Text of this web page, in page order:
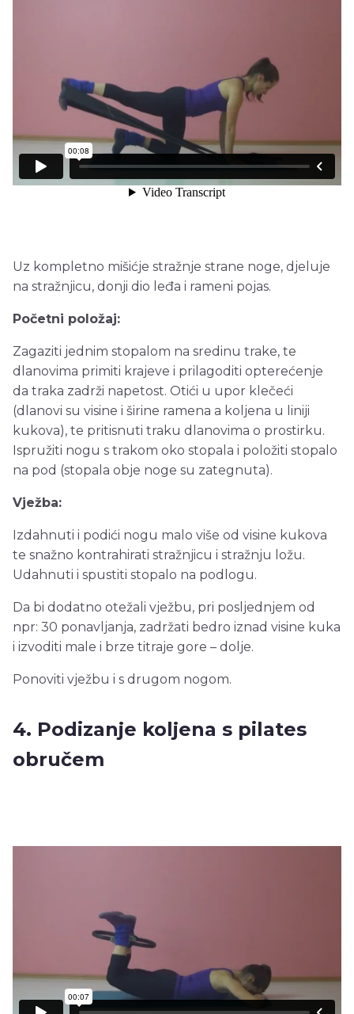
Uz kompletno mišićje stražnje strane noge, djeluje
na stražnjicu, donji dio leđa i rameni pojas.
Početni položaj:
Zagaziti jednim stopalom na sredinu trake, te
dlanovima primiti krajeve i prilagoditi opterećenje
da traka zadrži napetost. Otići u upor klečeći
(dlanovi su visine i širine ramena a koljena u liniji
kukova), te pritisnuti traku dlanovima o prostirku.
Ispružiti nogu s trakom oko stopala i položiti stopalo
na pod (stopala obje noge su zategnuta).
Vježba:
Izdahnuti i podići nogu malo više od visine kukova
te snažno kontrahirati stražnjicu i stražnju ložu.
Udahnuti i spustiti stopalo na podlogu.
Da bi dodatno otežali vježbu, pri posljednjem od
npr: 30 ponavljanja, zadržati bedro iznad visine kuka
i izvoditi male i brze titraje gore – dolje.
Ponoviti vježbu i s drugom nogom.
4. Podizanje koljena s pilates
obručem